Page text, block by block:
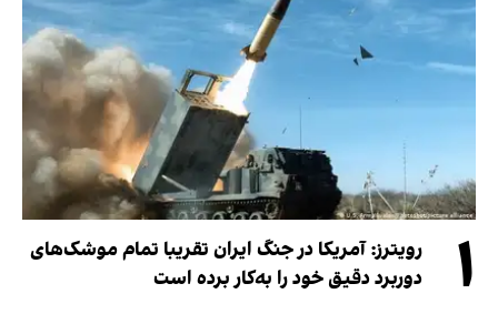
۱
رویترز: آمریکا در جنگ ایران تقریبا تمام موشک‌های
دوربرد دقیق خود را به‌کار برده است